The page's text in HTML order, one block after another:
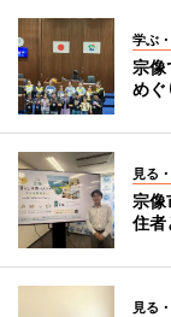
学ぶ
宗
めぐ
見る
宗
住者
見る